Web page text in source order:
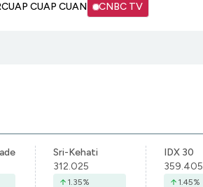
CUAP CUAP CUAN CNBC TV
Sri-Kehati
312.025
1.35%
IDX 30
359.405
1.45%